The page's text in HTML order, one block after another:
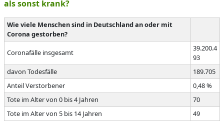
als sonst krank?
Wie viele Menschen sind in Deutschland an oder mit
Corona gestorben?
Coronafälle insgesamt
39.200.4
93
davon Todesfälle
189.705
Anteil Verstorbener
0,48 %
Tote im Alter von 0 bis 4 Jahren
70
Tote im Alter von 5 bis 14 Jahren
49